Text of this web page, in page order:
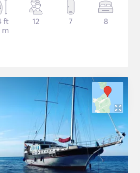
ft
m
12 7 8